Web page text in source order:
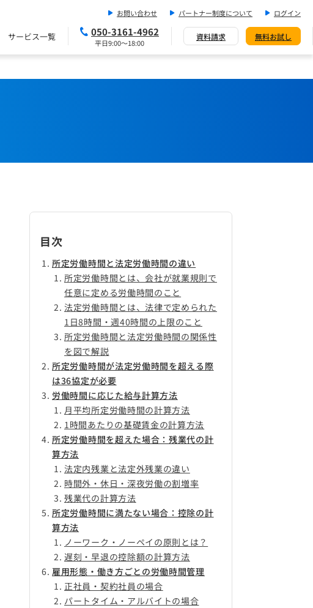
お問い合わせ パートナー制度について ログイン
サービス一覧 050-3161-4962
平日9:00～18:00
資料請求 無料お試し
目次
所定労働時間と法定労働時間の違い
所定労働時間とは、会社が就業規則で
任意に定める労働時間のこと
法定労働時間とは、法律で定められた
1日8時間・週40時間の上限のこと
所定労働時間と法定労働時間の関係性
を図で解説
所定労働時間が法定労働時間を超える際
は36協定が必要
労働時間に応じた給与計算方法
月平均所定労働時間の計算方法
1時間あたりの基礎賃金の計算方法
所定労働時間を超えた場合：残業代の計
算方法
法定内残業と法定外残業の違い
時間外・休日・深夜労働の割増率
残業代の計算方法
所定労働時間に満たない場合：控除の計
算方法
ノーワーク・ノーペイの原則とは？
遅刻・早退の控除額の計算方法
雇用形態・働き方ごとの労働時間管理
正社員・契約社員の場合
パートタイム・アルバイトの場合